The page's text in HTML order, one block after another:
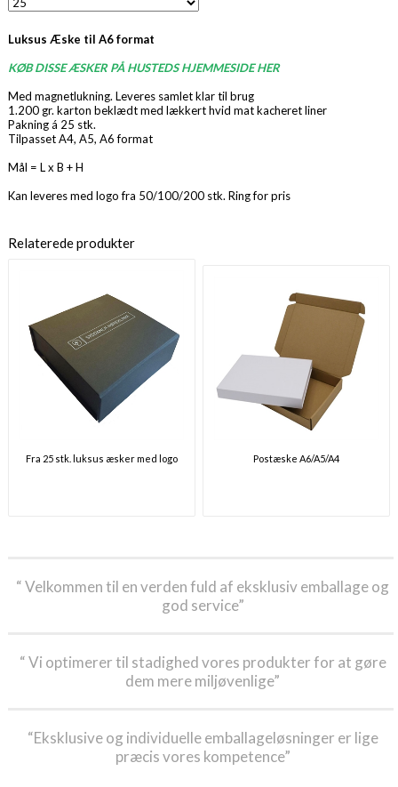
Luksus Æske til A6 format
KØB DISSE ÆSKER PÅ HUSTEDS HJEMMESIDE HER
Med magnetlukning. Leveres samlet klar til brug
1.200 gr. karton beklædt med lækkert hvid mat kacheret liner
Pakning á 25 stk.
Tilpasset A4, A5, A6 format
Mål = L x B + H
Kan leveres med logo fra 50/100/200 stk. Ring for pris
Relaterede produkter
Fra 25 stk. luksus æsker med logo Postæske A6/A5/A4
“ Velkommen til en verden fuld af eksklusiv emballage og
god service”
“ Vi optimerer til stadighed vores produkter for at gøre
dem mere miljøvenlige”
“Eksklusive og individuelle emballageløsninger er lige
præcis vores kompetence”